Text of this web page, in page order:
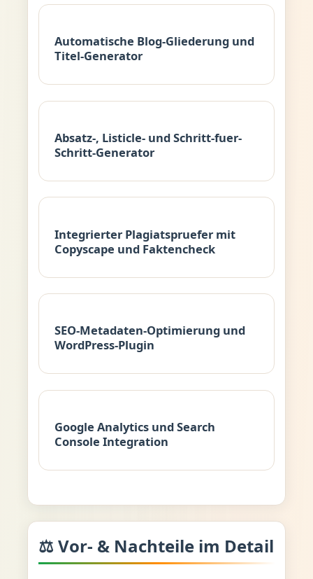
Automatische Blog-Gliederung und
Titel-Generator
Absatz-, Listicle- und Schritt-fuer-
Schritt-Generator
Integrierter Plagiatspruefer mit
Copyscape und Faktencheck
SEO-Metadaten-Optimierung und
WordPress-Plugin
Google Analytics und Search
Console Integration
⚖️ Vor- & Nachteile im Detail